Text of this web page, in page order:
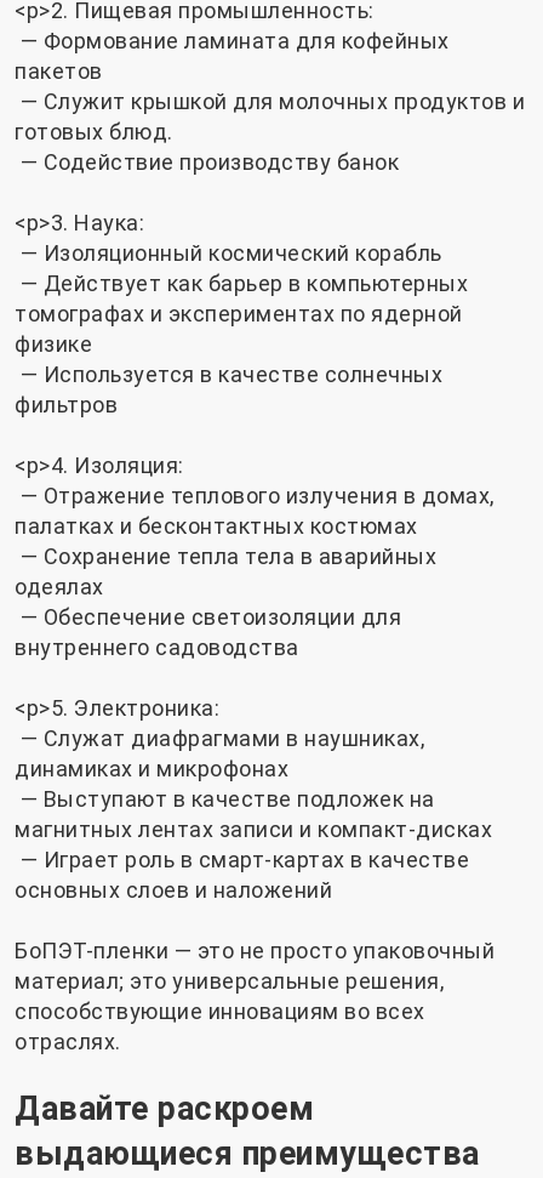
<р>2. Пищевая промышленность:
— Формование ламината для кофейных
пакетов
— Служит крышкой для молочных продуктов и
готовых блюд.
— Содействие производству банок
<р>3. Наука:
— Изоляционный космический корабль
— Действует как барьер в компьютерных
томографах и экспериментах по ядерной
физике
— Используется в качестве солнечных
фильтров
<р>4. Изоляция:
— Отражение теплового излучения в домах,
палатках и бесконтактных костюмах
— Сохранение тепла тела в аварийных
одеялах
— Обеспечение светоизоляции для
внутреннего садоводства
<р>5. Электроника:
— Служат диафрагмами в наушниках,
динамиках и микрофонах
— Выступают в качестве подложек на
магнитных лентах записи и компакт-дисках
— Играет роль в смарт-картах в качестве
основных слоев и наложений
БоПЭТ-пленки — это не просто упаковочный
материал; это универсальные решения,
способствующие инновациям во всех
отраслях.
Давайте раскроем
выдающиеся преимущества